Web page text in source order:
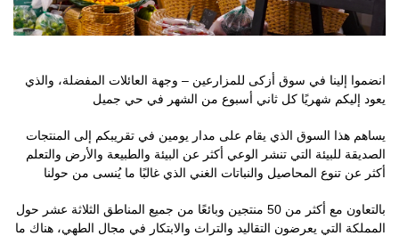
انضموا إلينا في سوق أزكى للمزارعين – وجهة العائلات المفضلة، والذي
يعود إليكم شهريًا كل ثاني أسبوع من الشهر في حي جميل
يساهم هذا السوق الذي يقام على مدار يومين في تقريبكم إلى المنتجات
الصديقة للبيئة التي تنشر الوعي أكثر عن البيئة والطبيعة والأرض والتعلم
أكثر عن تنوع المحاصيل والنباتات الغني الذي غالبًا ما يُنسى من حولنا
بالتعاون مع أكثر من 50 منتجين وبائعًا من جميع المناطق الثلاثة عشر حول
المملكة التي يعرضون التقاليد والتراث والابتكار في مجال الطهي، هناك ما